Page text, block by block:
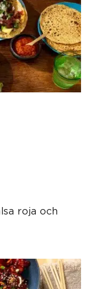
roja och